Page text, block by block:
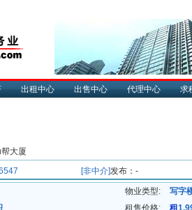
出租中心 出售中心 代理中心 求
大厦
[非中介]发布：-
物业类型:
写字
租售价格: 租